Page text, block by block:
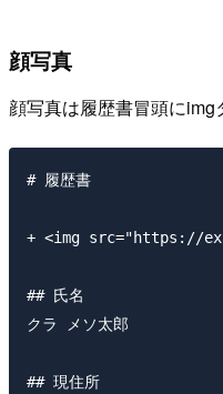
顔写真
顔写真は履歴書冒頭にimg
# 履歴書
+ <img src="https://
## 氏名
クラ メソ太郎
## 現住所